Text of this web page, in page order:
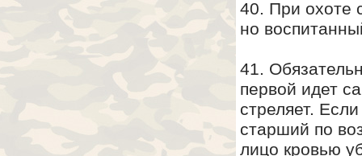
40. При охоте
но
41.
первой идет
стреляет.
старший по
лицо кровью